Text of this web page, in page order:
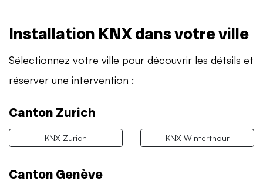
Installation KNX dans votre ville
Sélectionnez votre ville pour découvrir les détails et
réserver une intervention :
Canton Zurich
KNX Zurich KNX Winterthour
Canton Genève